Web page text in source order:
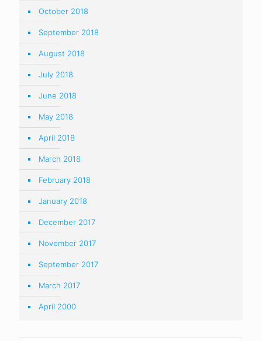
October 2018
September 2018
August 2018
July 2018
June 2018
May 2018
April 2018
March 2018
February 2018
January 2018
December 2017
November 2017
September 2017
March 2017
April 2000